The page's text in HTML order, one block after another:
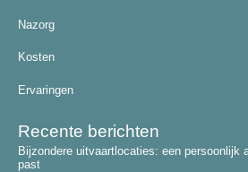
Nazorg
Kosten
Ervaringen
Recente berichten
Bijzondere uitvaartlocaties: een persoonlijk
past